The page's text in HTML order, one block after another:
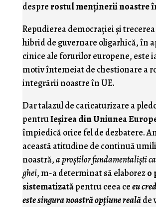
desprerostul menţinerii noastre
Repudierea democraţiei şi
hibrid de guvernare oligarhică, în
cinice ale forurilor europene, este
motiv întemeiat de chestionare a
integrării noastre în UE.
Dar talazul de caricaturizare a
pentruIeşirea din Uniunea
împiedică orice fel de dezbatere.
această atitudine de continuă
noastră,a proştilor fundamentalişti
ghei, m-a determinat să elaborezo
sistematizatăpentru ceea ceeu
este singura noastră opţiune realăde